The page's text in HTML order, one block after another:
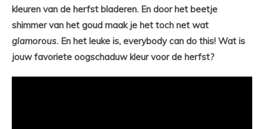
kleuren van de herfst bladeren. En door het beetje
shimmer van het goud maak je het toch net wat
glamorous. En het leuke is, everybody can do this! Wat is
jouw favoriete oogschaduw kleur voor de herfst?